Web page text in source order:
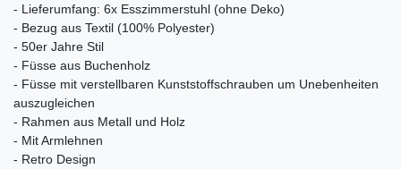
- Lieferumfang: 6x Esszimmerstuhl (ohne Deko)
- Bezug aus Textil (100% Polyester)
- 50er Jahre Stil
- Füsse aus Buchenholz
- Füsse mit verstellbaren Kunststoffschrauben um Unebenheiten
auszugleichen
- Rahmen aus Metall und Holz
- Mit Armlehnen
- Retro Design